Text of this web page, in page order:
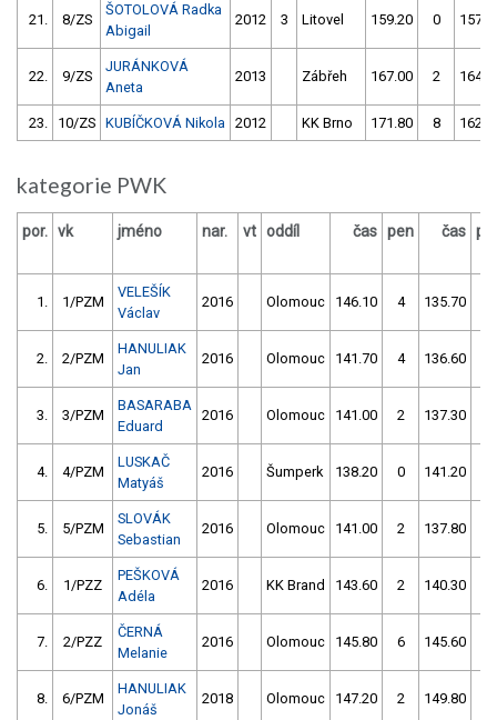
21. 8/ZS
ŠOTOLOVÁ Radka
Abigail
2012 3 Litovel 159.20 0
22. 9/ZS
JURÁNKOVÁ
Aneta
2013 Zábřeh 167.00 2
23. 10/ZS KUBÍČKOVÁ Nikola 2012 KK Brno 171.80 8
kategorie PWK
por. vk jméno nar. vt oddíl čas pen čas
1. 1/PZM
VELEŠÍK
Václav
2016 Olomouc 146.10 4 135.70
2. 2/PZM
HANULIAK
Jan
2016 Olomouc 141.70 4 136.60
3. 3/PZM
BASARABA
Eduard
2016 Olomouc 141.00 2 137.30
4. 4/PZM
LUSKAČ
Matyáš
2016 Šumperk 138.20 0 141.20
5. 5/PZM
SLOVÁK
Sebastian
2016 Olomouc 141.00 2 137.80
6. 1/PZZ
PEŠKOVÁ
Adéla
2016 KK Brand 143.60 2 140.30
7. 2/PZZ
ČERNÁ
Melanie
2016 Olomouc 145.80 6 145.60
8. 6/PZM
HANULIAK
Jonáš
2018 Olomouc 147.20 2 149.80